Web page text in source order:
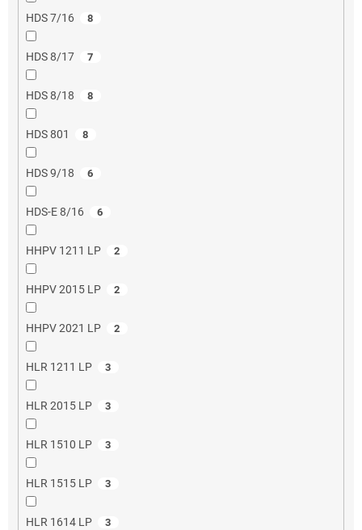
HDS 7/16 8
HDS 8/17 7
HDS 8/18 8
HDS 801 8
HDS 9/18 6
HDS-E 8/16 6
HHPV 1211 LP 2
HHPV 2015 LP 2
HHPV 2021 LP 2
HLR 1211 LP 3
HLR 2015 LP 3
HLR 1510 LP 3
HLR 1515 LP 3
HLR 1614 LP 3